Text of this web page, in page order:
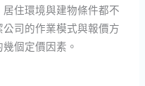
住環境與建物條件都不
司的作業模式與報價方
個定價因素。